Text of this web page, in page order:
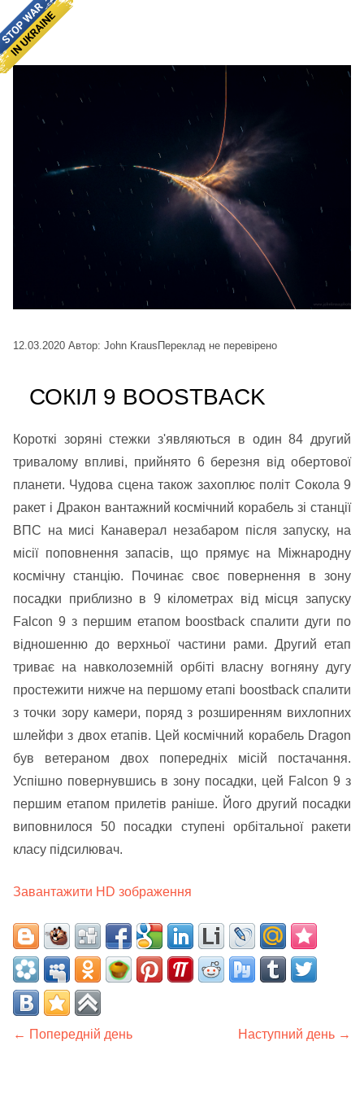
12.03.2020 Автор: John Kraus Переклад не перевірено
СОКІЛ 9 BOOSTBACK
Короткі зоряні стежки з'являються в один 84 другий
тривалому впливі, прийнято 6 березня від обертової
планети. Чудова сцена також захоплює політ Сокола 9
ракет і Дракон вантажний космічний корабель зі станції
ВПС на мисі Канаверал незабаром після запуску, на
місії поповнення запасів, що прямує на Міжнародну
космічну станцію. Починає своє повернення в зону
посадки приблизно в 9 кілометрах від місця запуску
Falcon 9 з першим етапом boostback спалити дуги по
відношенню до верхньої частини рами. Другий етап
триває на навколоземній орбіті власну вогняну дугу
простежити нижче на першому етапі boostback спалити
з точки зору камери, поряд з розширенням вихлопних
шлейфи з двох етапів. Цей космічний корабель Dragon
був ветераном двох попередніх місій постачання.
Успішно повернувшись в зону посадки, цей Falcon 9 з
першим етапом прилетів раніше. Його другий посадки
виповнилося 50 посадки ступені орбітальної ракети
класу підсилювач.
Завантажити HD зображення
← Попередній день Наступний день →